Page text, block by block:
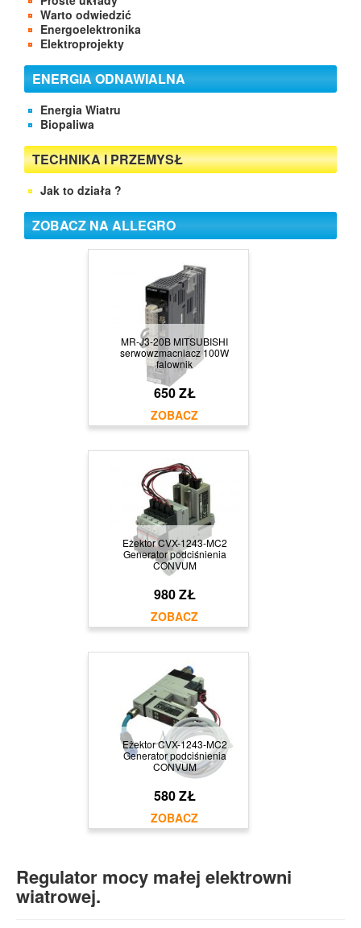
Warto odwiedzić
Energoelektronika
Elektroprojekty
ENERGIA ODNAWIALNA
Energia Wiatru
Biopaliwa
TECHNIKA I PRZEMYSŁ
Jak to działa ?
ZOBACZ NA ALLEGRO
MR-J3-20B MITSUBISHI
serwowzmacniacz 100W
falownik
650 ZŁ
Eżektor CVX-1243-MC2
Generator podciśnienia
CONVUM
980 ZŁ
Eżektor CVX-1243-MC2
Generator podciśnienia
CONVUM
580 ZŁ
Regulator mocy małej elektrowni
wiatrowej.